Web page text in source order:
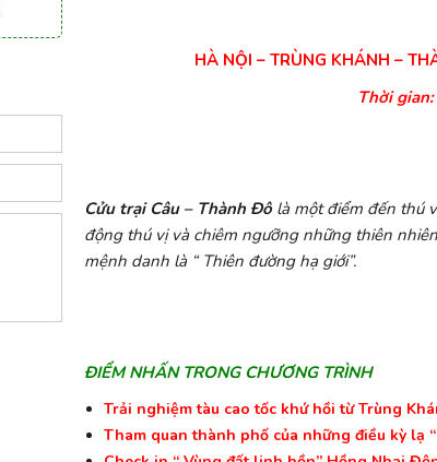
HÀ NỘI – TRÙNG KHÁNH –
Thời gian
Cửu trại Câu – Thành Đôlà một điểm đến thú
động thú vị và chiêm ngưỡng những thiên
mệnh danh là “ Thiên đường hạ giới”.
ĐIỂM NHẤN TRONG CHƯƠNG TRÌNH
Trải nghiệm tàu cao tốc khứ hồi từ Trùng
Tham quan thành phố của những điều kỳ lạ